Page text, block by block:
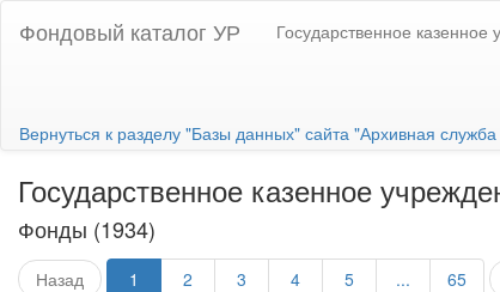
Фондовый каталог УР Государственное
Вернуться к разделу "Базы данных" сайта "Архивная
Государственное казенное
Фонды (1934)
Назад 1 2 3 4 5 ... 65